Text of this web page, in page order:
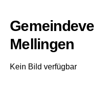
Mellingen
Kein Bild verfügbar